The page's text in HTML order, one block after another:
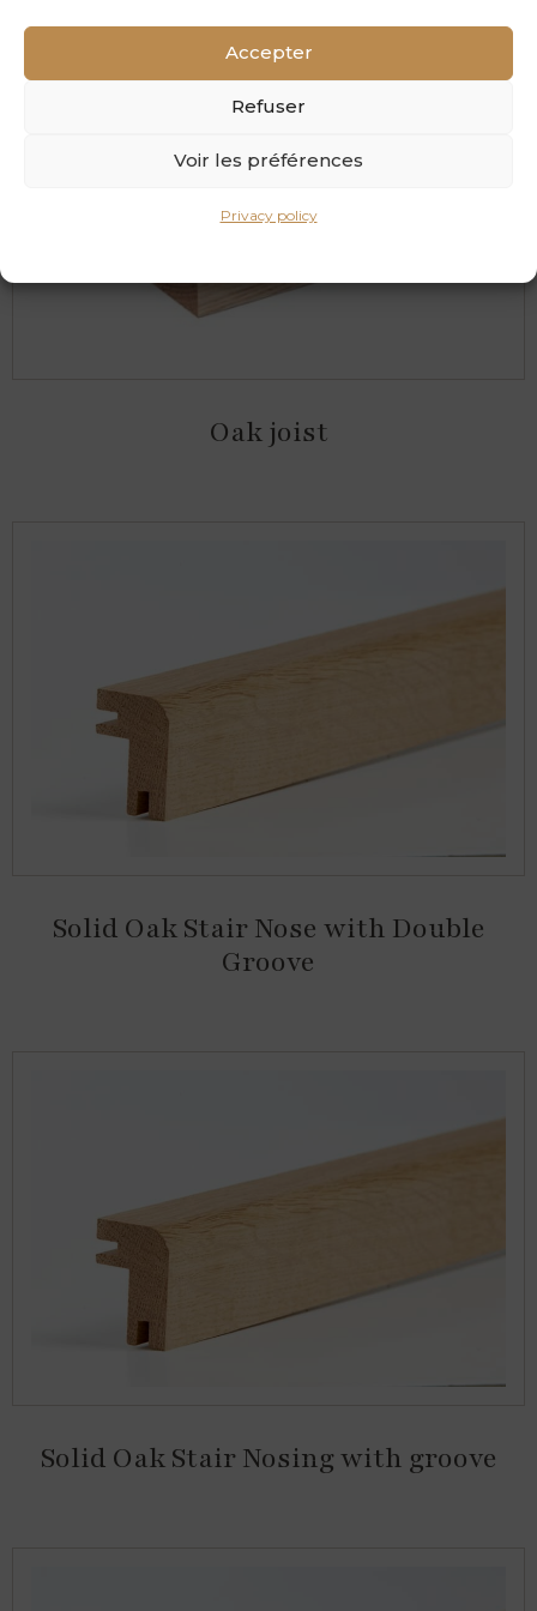
Accepter
Refuser
Voir les préférences
Privacy policy
Oak joist
Solid Oak Stair Nose with Double
Groove
Solid Oak Stair Nosing with groove